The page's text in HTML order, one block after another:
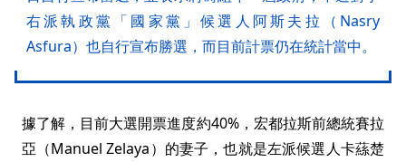
右派執政黨「國家黨」候選人阿斯夫拉（Nasry
Asfura）也自行宣布勝選，而目前計票仍在統計當中。
據了解，目前大選開票進度約40%，宏都拉斯前總統賽拉
亞（Manuel Zelaya）的妻子，也就是左派候選人卡蕬楚